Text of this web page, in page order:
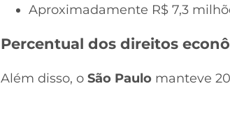
Aproximadamente R$ 7,3
Percentual dos direitos
Além disso, o São Paulo manteve